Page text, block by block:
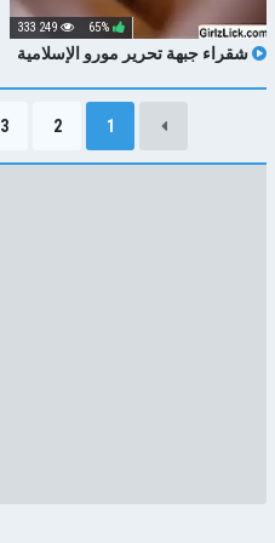
شقراء جبهة تحرير مورو الإسلامية
سن المراهقة
65%
249 333
1
2
3